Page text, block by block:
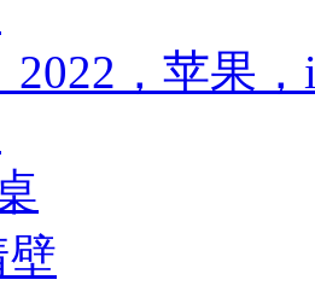
2022，苹果